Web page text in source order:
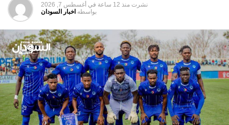
نشرت منذ 12 ساعة في أغسطس 7, 2026
بواسطه اخبار السودان